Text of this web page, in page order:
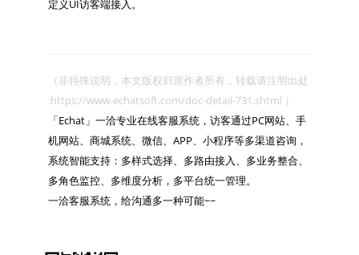
（非特殊说明，本文版权归原作者所有，转载请注明出处
:https://www.echatsoft.com/doc-detail-731.shtml ）
「Echat」一洽专业在线客服系统，访客通过PC网站、手
机网站、商城系统、微信、APP、小程序等多渠道咨询，
系统智能支持：多样式选择、多路由接入、多业务整合、
多角色监控、多维度分析，多平台统一管理。
一洽客服系统，给沟通多一种可能~~